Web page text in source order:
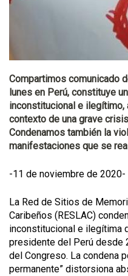
Compartimos comunicado
lunes en Perú, constituye
inconstitucional e ilegítimo,
contexto de una grave
Condenamos también la
manifestaciones que se
-11 de noviembre de 2020-
La Red de Sitios de
Caribeños (RESLAC)
inconstitucional e ilegítima
presidente del Perú desde
del Congreso. La condena
permanente” distorsiona